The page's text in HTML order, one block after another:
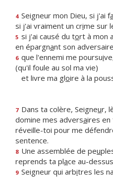
4 Seigneur mon Dieu, si j'ai fa
si j'ai vraiment un crime sur
5 si j'ai causé du tort à mon
en épargnant son
6 que l'ennemi me poursui
(qu'il foule au sol ma vie)
et livre ma gloire à la
7 Dans ta colère, Seigneur,
domine mes adversaires en
réveille-toi pour me
sentence.
8 Une assemblée de peu
reprends ta place au-
9 Seigneur qui arbitres les